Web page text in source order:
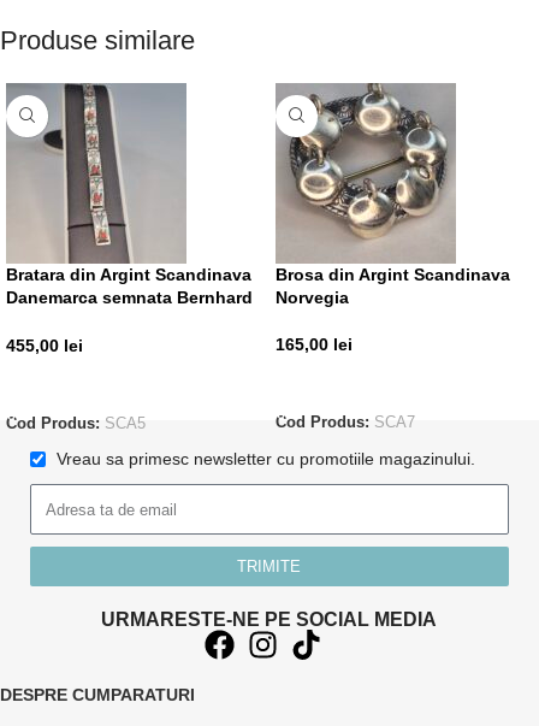
Produse similare
Bratara din Argint Scandinava
Danemarca semnata Bernhard
455,00 lei
Cod Produs: SCA5
Brosa din Argint Scandinava
Norvegia
165,00 lei
Cod Produs: SCA7
Vreau sa primesc newsletter cu promotiile magazinului.
TRIMITE
URMARESTE-NE PE SOCIAL MEDIA
DESPRE CUMPARATURI